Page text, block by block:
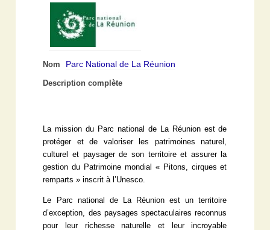
Nom Parc National de La Réunion
Description complète
La mission du Parc national de La Réunion est de
protéger et de valoriser les patrimoines naturel,
culturel et paysager de son territoire et assurer la
gestion du Patrimoine mondial « Pitons, cirques et
remparts » inscrit à l’Unesco.
Le Parc national de La Réunion est un territoire
d’exception, des paysages spectaculaires reconnus
pour leur richesse naturelle et leur incroyable